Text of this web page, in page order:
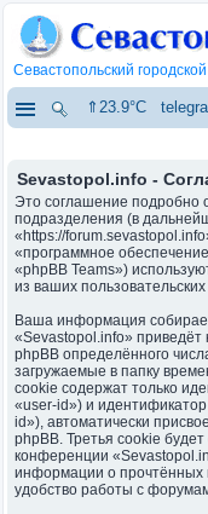
Севастопольский
⇑23.9°C
Sevastopol.info -
Это соглашение подробно
подразделения (в
«https://
«программное
«phpBB Teams»)
из ваших
Ваша информация
«Sevastopol.info»
phpBB определённого
загружаемые в папку
cookie содержат только
«user-id») и
id»), автоматически
phpBB. Третья cookie
конференции
информации о прочтённых
удобство работы с